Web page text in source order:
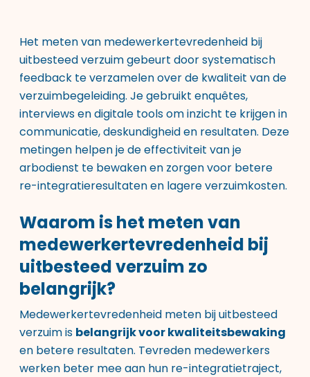
Het meten van medewerkertevredenheid bij
uitbesteed verzuim gebeurt door systematisch
feedback te verzamelen over de kwaliteit van de
verzuimbegeleiding. Je gebruikt enquêtes,
interviews en digitale tools om inzicht te krijgen in
communicatie, deskundigheid en resultaten. Deze
metingen helpen je de effectiviteit van je
arbodienst te bewaken en zorgen voor betere
re-integratieresultaten en lagere verzuimkosten.
Waarom is het meten van
medewerkertevredenheid bij
uitbesteed verzuim zo
belangrijk?
Medewerkertevredenheid meten bij uitbesteed
verzuim is belangrijk voor kwaliteitsbewaking
en betere resultaten. Tevreden medewerkers
werken beter mee aan hun re-integratietraject,